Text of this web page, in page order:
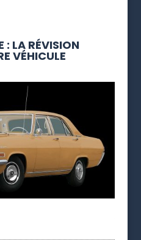
: LA RÉVISION
VÉHICULE